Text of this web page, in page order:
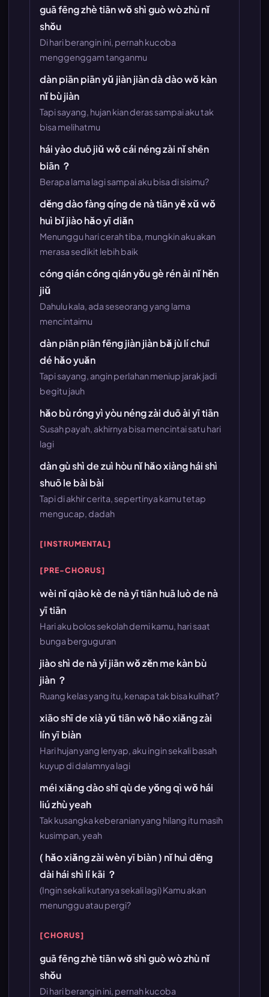
guā fēng zhè tiān wǒ shì guò wò zhù nǐ
shǒu
Di hari berangin ini, pernah kucoba
menggenggam tanganmu
dàn piān piān yǔ jiàn jiàn dà dào wǒ kàn
nǐ bù jiàn
Tapi sayang, hujan kian deras sampai aku tak
bisa melihatmu
hái yào duō jiǔ wǒ cái néng zài nǐ shēn
biān ？
Berapa lama lagi sampai aku bisa di sisimu?
děng dào fàng qíng de nà tiān yě xǔ wǒ
huì bǐ jiào hǎo yī diǎn
Menunggu hari cerah tiba, mungkin aku akan
merasa sedikit lebih baik
cóng qián cóng qián yǒu gè rén ài nǐ hěn
jiǔ
Dahulu kala, ada seseorang yang lama
mencintaimu
dàn piān piān fēng jiàn jiàn bǎ jù lí chuī
dé hǎo yuǎn
Tapi sayang, angin perlahan meniup jarak jadi
begitu jauh
hǎo bù róng yì yòu néng zài duō ài yī tiān
Susah payah, akhirnya bisa mencintai satu hari
lagi
dàn gù shì de zuì hòu nǐ hǎo xiàng hái shì
shuō le bài bài
Tapi di akhir cerita, sepertinya kamu tetap
mengucap, dadah
[INSTRUMENTAL]
[PRE-CHORUS]
wèi nǐ qiào kè de nà yī tiān huā luò de nà
yī tiān
Hari aku bolos sekolah demi kamu, hari saat
bunga berguguran
jiào shì de nà yī jiān wǒ zěn me kàn bù
jiàn ？
Ruang kelas yang itu, kenapa tak bisa kulihat?
xiāo shī de xià yǔ tiān wǒ hǎo xiǎng zài
lín yī biàn
Hari hujan yang lenyap, aku ingin sekali basah
kuyup di dalamnya lagi
méi xiǎng dào shī qù de yǒng qì wǒ hái
liú zhù yeah
Tak kusangka keberanian yang hilang itu masih
kusimpan, yeah
( hǎo xiǎng zài wèn yī biàn ) nǐ huì děng
dài hái shì lí kāi ？
(Ingin sekali kutanya sekali lagi) Kamu akan
menunggu atau pergi?
[CHORUS]
guā fēng zhè tiān wǒ shì guò wò zhù nǐ
shǒu
Di hari berangin ini, pernah kucoba